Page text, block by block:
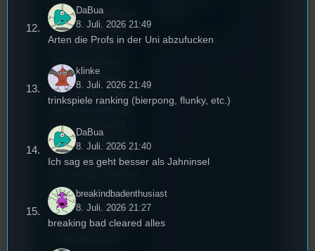
Stummfilmfestivals
Deutschland und
wurde auch mit
Stummfilmpreis
2022 gekürt. Diesen
Festival in die 44.
Runde und Nicole,
die Festivalleitung,
genommen um die
wichtigsten Fragen
rund um das Event
DaBua
8. Juli. 2026 21:49
Arten die Profs in der Uni abzufucken
klinke
8. Juli. 2026 21:49
trinkspiele ranking (bierpong, flunky, etc.)
DaBua
8. Juli. 2026 21:40
Ich sag es geht besser als Jahninsel
breakindbadenthusiast
8. Juli. 2026 21:27
breaking bad cleared alles